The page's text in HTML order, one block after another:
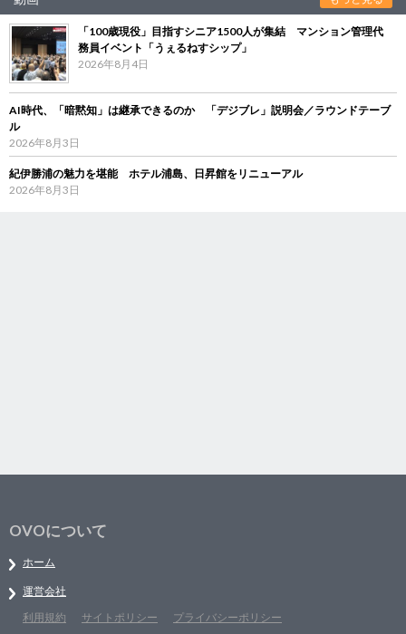
「100歳現役」目指すシニア1500人が集結 マンション管理代
務員イベント「うぇるねすシップ」
2026年8月4日
AI時代、「暗黙知」は継承できるのか 「デジブレ」説明会／ラウンドテーブ
ル
2026年8月3日
紀伊勝浦の魅力を堪能 ホテル浦島、日昇館をリニューアル
2026年8月3日
OVOについて
ホーム
運営会社
利用規約
サイトポリシー プライバシーポリシー